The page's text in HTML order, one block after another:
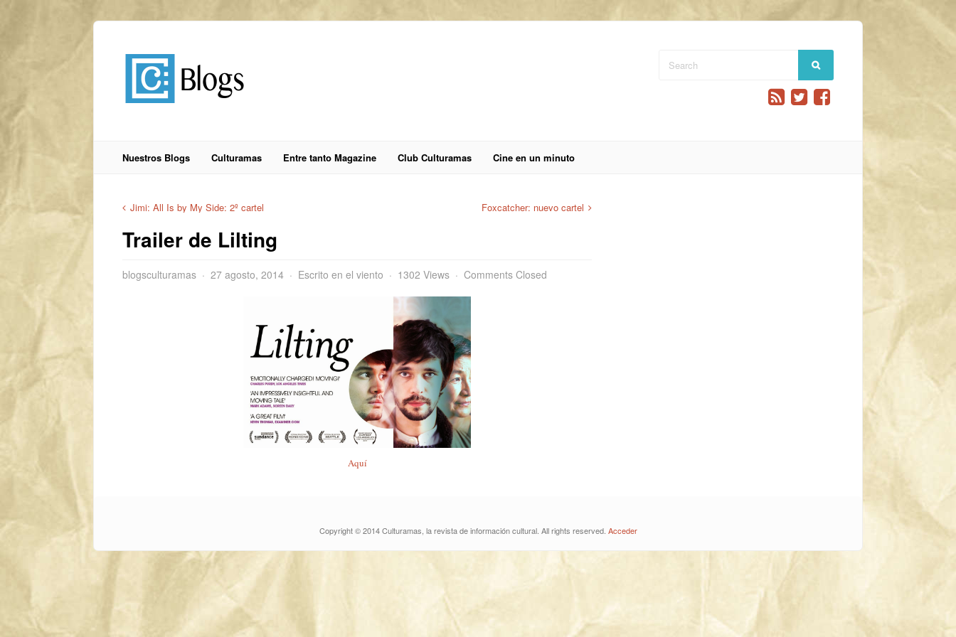
Nuestros Blogs Culturamas Entre tanto Magazine Club Culturamas Cine en un minuto
Jimi: All Is by My Side: 2º cartel Foxcatcher: nuevo cartel
Trailer de Lilting
blogsculturamas 27 agosto, 2014 Escrito en el viento 1302 Views Comments Closed
Aquí
Copyright © 2014 Culturamas, la revista de información cultural. All rights reserved. Acceder